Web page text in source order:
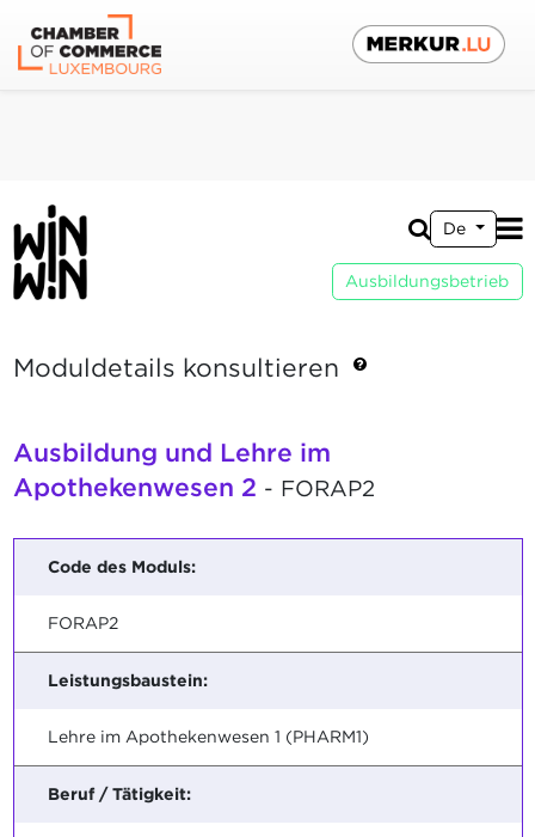
De
Ausbildungsbetrieb
Moduldetails konsultieren
Ausbildung und Lehre im
Apothekenwesen 2 - FORAP2
Code des Moduls:
FORAP2
Leistungsbaustein:
Lehre im Apothekenwesen 1 (PHARM1)
Beruf / Tätigkeit: